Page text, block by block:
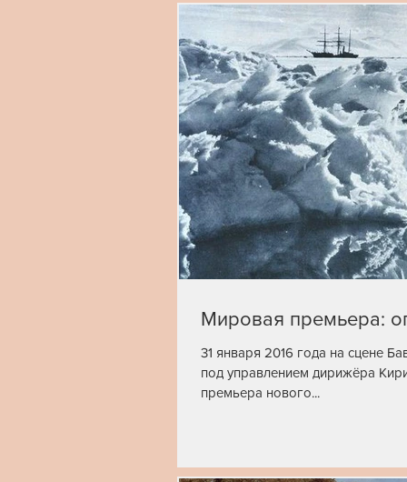
Мировая премьера:
31 января 2016 года на сцене
под управлением дирижёра
премьера нового...